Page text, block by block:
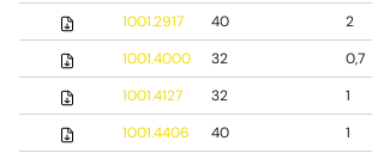
1001.2917
40 2
1001.4000
32 0,7
1001.4127
32 1
1001.4406
40 1